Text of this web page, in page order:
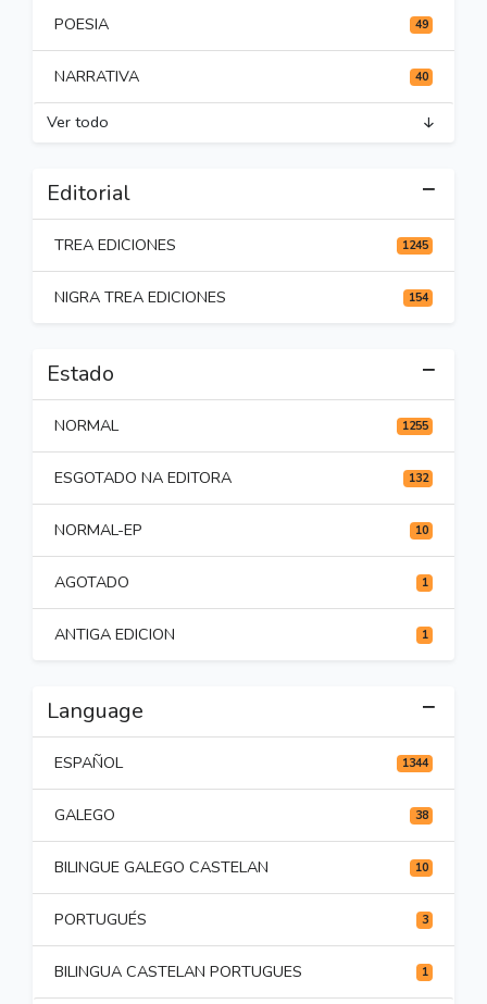
POESIA 49
NARRATIVA 40
Ver todo
Editorial
TREA EDICIONES 1245
NIGRA TREA EDICIONES 154
Estado
NORMAL 1255
ESGOTADO NA EDITORA 132
NORMAL-EP 10
AGOTADO 1
ANTIGA EDICION 1
Language
ESPAÑOL 1344
GALEGO 38
BILINGUE GALEGO CASTELAN 10
PORTUGUÉS 3
BILINGUA CASTELAN PORTUGUES 1